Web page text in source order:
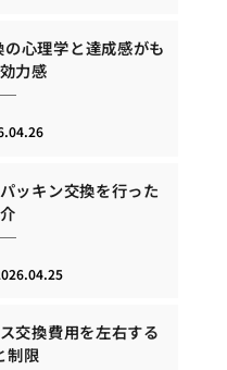
心理学と達成感がも
力感
ッキン交換を行った
交換費用を左右する
制限